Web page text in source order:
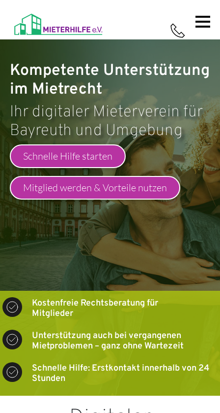
Home
Leistungen
Ratgeber
So
funktioniert's
Kompetente Unterstützung
im Mietrecht
Ihr digitaler Mieterverein für
Bayreuth und Umgebung
Schnelle Hilfe starten
Mitglied werden & Vorteile nutzen
Kostenfreie Rechtsberatung für
Mitglieder
Unterstützung auch bei vergangenen
Mietproblemen – ganz ohne Wartezeit
Schnelle Hilfe: Erstkontakt innerhalb von 24
Stunden